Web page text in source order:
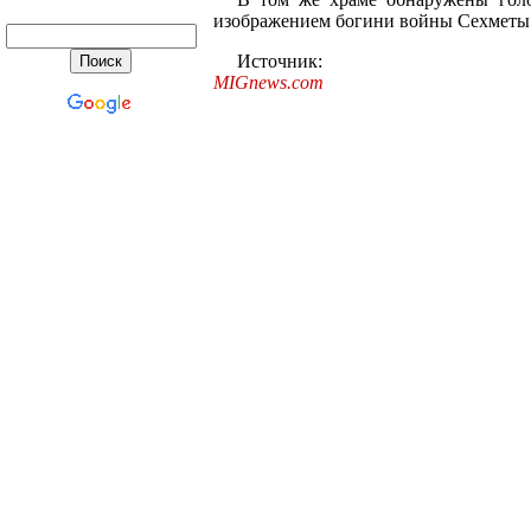
изображением богини войны
Источник:
MIGnews.com